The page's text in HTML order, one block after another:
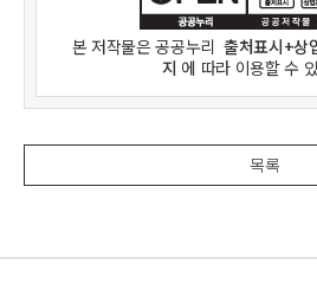
본 저작물은공공누리 출처표시+상
지 에 따라 이용할 수
목록